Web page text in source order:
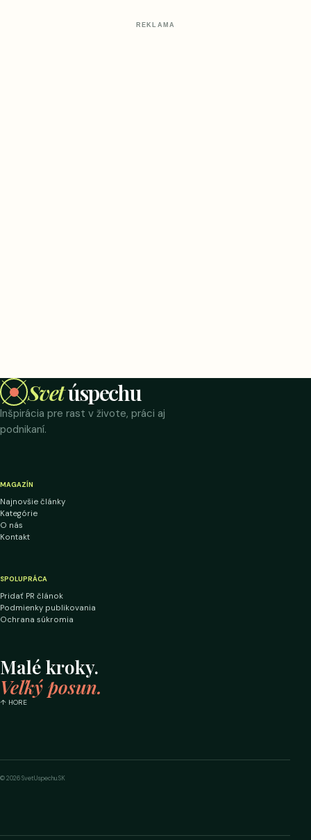
REKLAMA
Svetúspechu
Inšpirácia pre rast v živote, práci aj
podnikaní.
MAGAZÍN
Najnovšie články
Kategórie
O nás
Kontakt
SPOLUPRÁCA
Pridať PR článok
Podmienky publikovania
Ochrana súkromia
Malé kroky.
Veľký posun.
↑ HORE
© 2026 SvetUspechu.SK